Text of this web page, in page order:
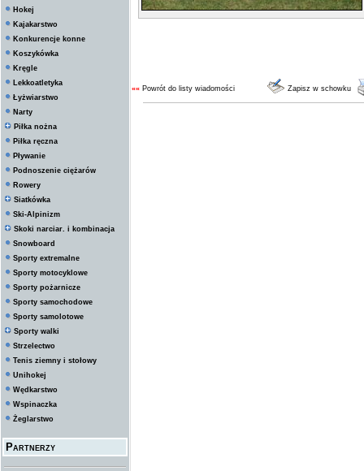
Hokej
Kajakarstwo
Konkurencje konne
Koszykówka
Kręgle
Lekkoatletyka
Łyżwiarstwo
Narty
Piłka nożna
Piłka ręczna
Pływanie
Podnoszenie ciężarów
Rowery
Siatkówka
Ski-Alpinizm
Skoki narciar. i kombinacja
Snowboard
Sporty extremalne
Sporty motocyklowe
Sporty pożarnicze
Sporty samochodowe
Sporty samolotowe
Sporty walki
Strzelectwo
Tenis ziemny i stołowy
Unihokej
Wędkarstwo
Wspinaczka
Żeglarstwo
Partnerzy
«« Powrót do listy wiadomości Zapisz w schowku